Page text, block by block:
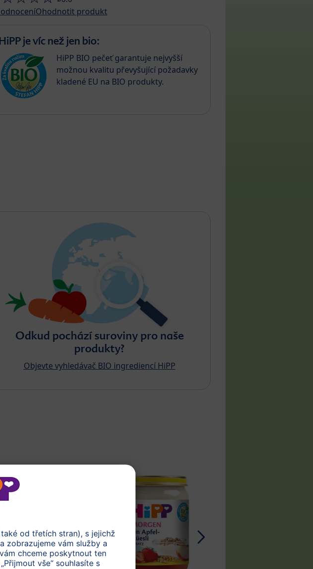
Ohodnotit produkt
je víc než jen bio:
HiPP BIO pečeť garantuje nejvyšší
možnou kvalitu převyšující požadavky
kladené EU na BIO produkty.
Odkud pochází suroviny pro naše
produkty?
Objevte vyhledávač BIO ingrediencí HiPP